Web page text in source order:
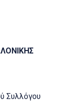
Συλλόγου